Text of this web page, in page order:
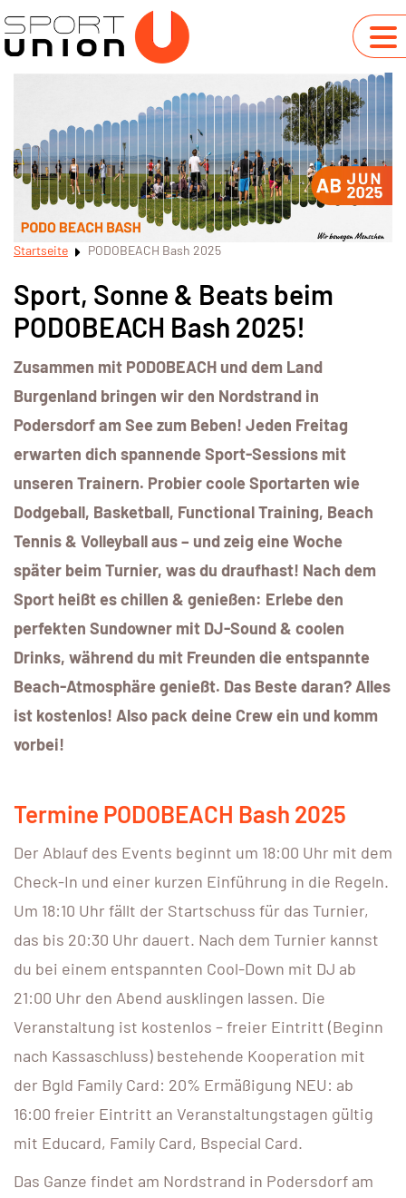
Startseite PODOBEACH Bash 2025
Sport, Sonne & Beats beim
PODOBEACH Bash 2025!
Zusammen mit PODOBEACH und dem Land
Burgenland bringen wir den Nordstrand in
Podersdorf am See zum Beben! Jeden Freitag
erwarten dich spannende Sport-Sessions mit
unseren Trainern. Probier coole Sportarten wie
Dodgeball, Basketball, Functional Training, Beach
Tennis & Volleyball aus – und zeig eine Woche
später beim Turnier, was du draufhast! Nach dem
Sport heißt es chillen & genießen: Erlebe den
perfekten Sundowner mit DJ-Sound & coolen
Drinks, während du mit Freunden die entspannte
Beach-Atmosphäre genießt. Das Beste daran? Alles
ist kostenlos! Also pack deine Crew ein und komm
vorbei!
Termine PODOBEACH Bash 2025
Der Ablauf des Events beginnt um 18:00 Uhr mit dem
Check-In und einer kurzen Einführung in die Regeln.
Um 18:10 Uhr fällt der Startschuss für das Turnier,
das bis 20:30 Uhr dauert. Nach dem Turnier kannst
du bei einem entspannten Cool-Down mit DJ ab
21:00 Uhr den Abend ausklingen lassen. Die
Veranstaltung ist kostenlos – freier Eintritt (Beginn
nach Kassaschluss) bestehende Kooperation mit
der Bgld Family Card: 20% Ermäßigung NEU: ab
16:00 freier Eintritt an Veranstaltungstagen gültig
mit Educard, Family Card, Bspecial Card.
Das Ganze findet am Nordstrand in Podersdorf am